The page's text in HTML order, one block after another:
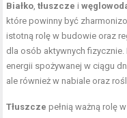
Białko,tłuszcze i
które powinny być
istotną rolę w budowie oraz
dla osób aktywnych
energii spożywanej w ciągu
ale również w nabiale oraz
Tłuszcze pełnią ważną rolę